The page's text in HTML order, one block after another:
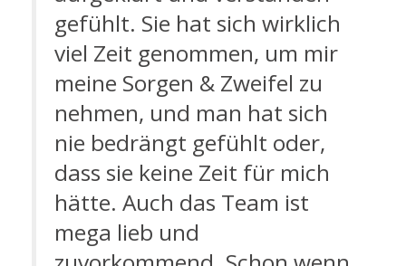
gefühlt. Sie hat sich wirklich
viel Zeit genommen, um mir
meine Sorgen & Zweifel zu
nehmen, und man hat sich
nie bedrängt gefühlt oder,
dass sie keine Zeit für mich
hätte. Auch das Team ist
mega lieb und